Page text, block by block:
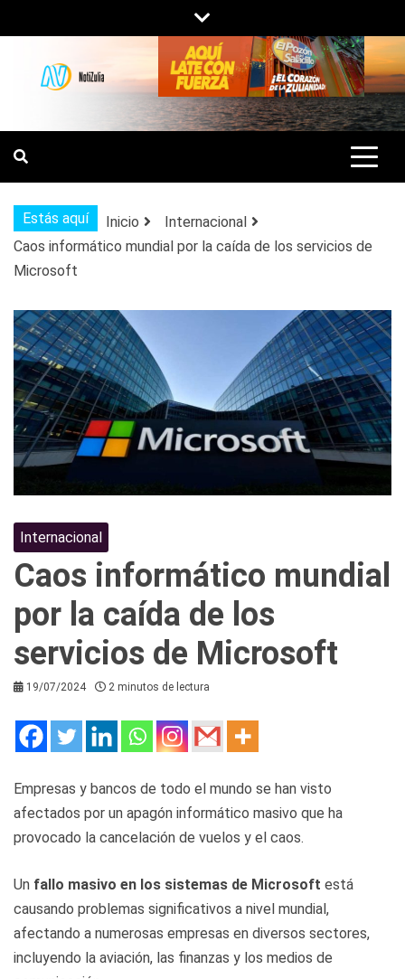
al
contenido
NOTIZULIA
NOTICIAS DEL ZULIA, VENEZUELA Y
DE INTERÉS GENERAL.
Estás aquí Inicio
Internacional
Caos informático mundial por la caída de los servicios de
Microsoft
Internacional
Caos informático mundial
por la caída de los
servicios de Microsoft
19/07/2024 2 minutos de lectura
Empresas y bancos de todo el mundo se han visto
afectados por un apagón informático masivo que ha
provocado la cancelación de vuelos y el caos.
Un fallo masivo en los sistemas de Microsoft está
causando problemas significativos a nivel mundial,
afectando a numerosas empresas en diversos sectores,
incluyendo la aviación, las finanzas y los medios de